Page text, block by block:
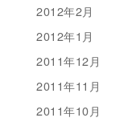
2012年2月
2012年1月
2011年12月
2011年11月
2011年10月